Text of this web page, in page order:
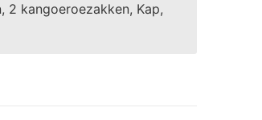
2 kangoeroezakken, Kap,